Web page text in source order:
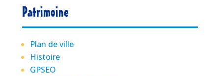
Patrimoine
Plan de ville
Histoire
GPSEO